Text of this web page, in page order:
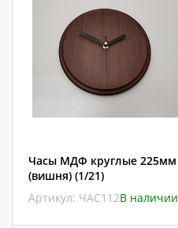
Часы МДФ круглые 225мм
(вишня) (1/21)
Артикул: ЧАС112В наличии